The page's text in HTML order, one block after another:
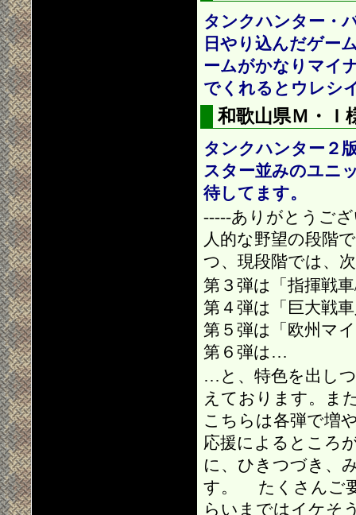
タンクハンター・
日やり込んだゲー
ームがかなりマイ
でくれるとウレシ
和歌山県Ｍ・Ｉ
タンクハンター２
スター並みのユニ
待してます。
-----ありがとうご
人的な野望の段階
つ、現段階では、
第３弾は「指揮戦
第４弾は「巨大戦
第５弾は「欧州マ
第６弾は…
…と、特色を出し
えております。ま
こちらは各弾で増
応援によるところ
に、ひきつづき、
す。 たくさんご
らいまではイケそ